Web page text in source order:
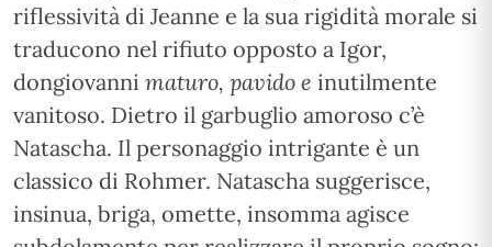
riflessività di Jeanne e la sua rigidità morale si
traducono nel rifiuto opposto a Igor,
dongiovanni maturo, pavido e inutilmente
vanitoso. Dietro il garbuglio amoroso c’è
Natascha. Il personaggio intrigante è un
classico di Rohmer. Natascha suggerisce,
insinua, briga, omette, insomma agisce